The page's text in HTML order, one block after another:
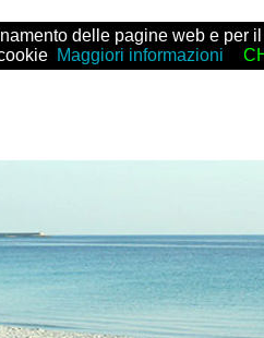
delle pagine web e
Maggiori informazioni